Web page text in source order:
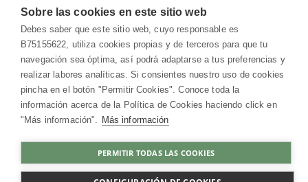
COMPRAR
HerbolarioWeb © 2026. All Rights Reserved
Sobre las cookies en este sitio web
Debes saber que este sitio web, cuyo responsable es
B75155622, utiliza cookies propias y de terceros para que tu
navegación sea óptima, así podrá adaptarse a tus preferencias y
realizar labores analíticas. Si consientes nuestro uso de cookies
pincha en el botón "Permitir Cookies". Conoce toda la
información acerca de la Política de Cookies haciendo click en
"Más información". Más información
PERMITIR TODAS LAS COOKIES